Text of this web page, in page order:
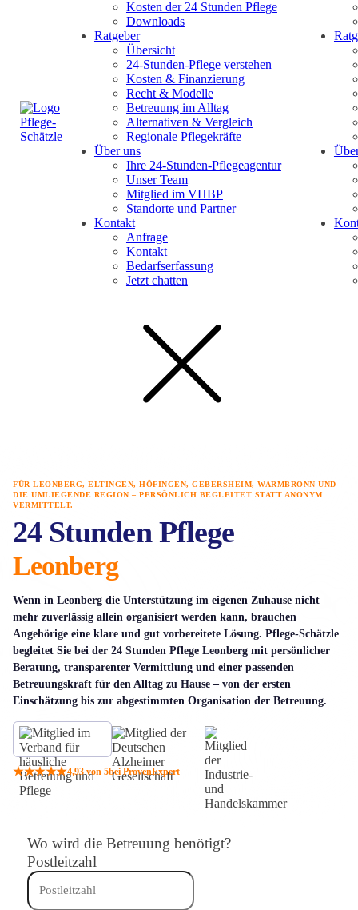
Kosten der 24 Stunden Pflege
Downloads
Ratgeber
Übersicht
24-Stunden-Pflege verstehen
Kosten & Finanzierung
Recht & Modelle
Betreuung im Alltag
Alternativen & Vergleich
Regionale Pflegekräfte
Über uns
Ihre 24-Stunden-Pflegeagentur
Unser Team
Mitglied im VHBP
Standorte und Partner
Kontakt
Anfrage
Kontakt
Bedarfserfassung
Jetzt chatten
FÜR LEONBERG, ELTINGEN, HÖFINGEN, GEBERSHEIM, WARMBRONN UND
DIE UMLIEGENDE REGION – PERSÖNLICH BEGLEITET STATT ANONYM
VERMITTELT.
24 Stunden Pflege
Leonberg
Wenn in Leonberg die Unterstützung im eigenen Zuhause nicht
mehr zuverlässig allein organisiert werden kann, brauchen
Angehörige eine klare und gut vorbereitete Lösung. Pflege-Schätzle
begleitet Sie bei der 24 Stunden Pflege Leonberg mit persönlicher
Beratung, transparenter Vermittlung und einer passenden
Betreuungskraft für den Alltag zu Hause – von der ersten
Einschätzung bis zur abgestimmten Organisation der Betreuung.
★★★★★4,93 von 5bei ProvenExpert
Wo wird die Betreuung benötigt?
Postleitzahl